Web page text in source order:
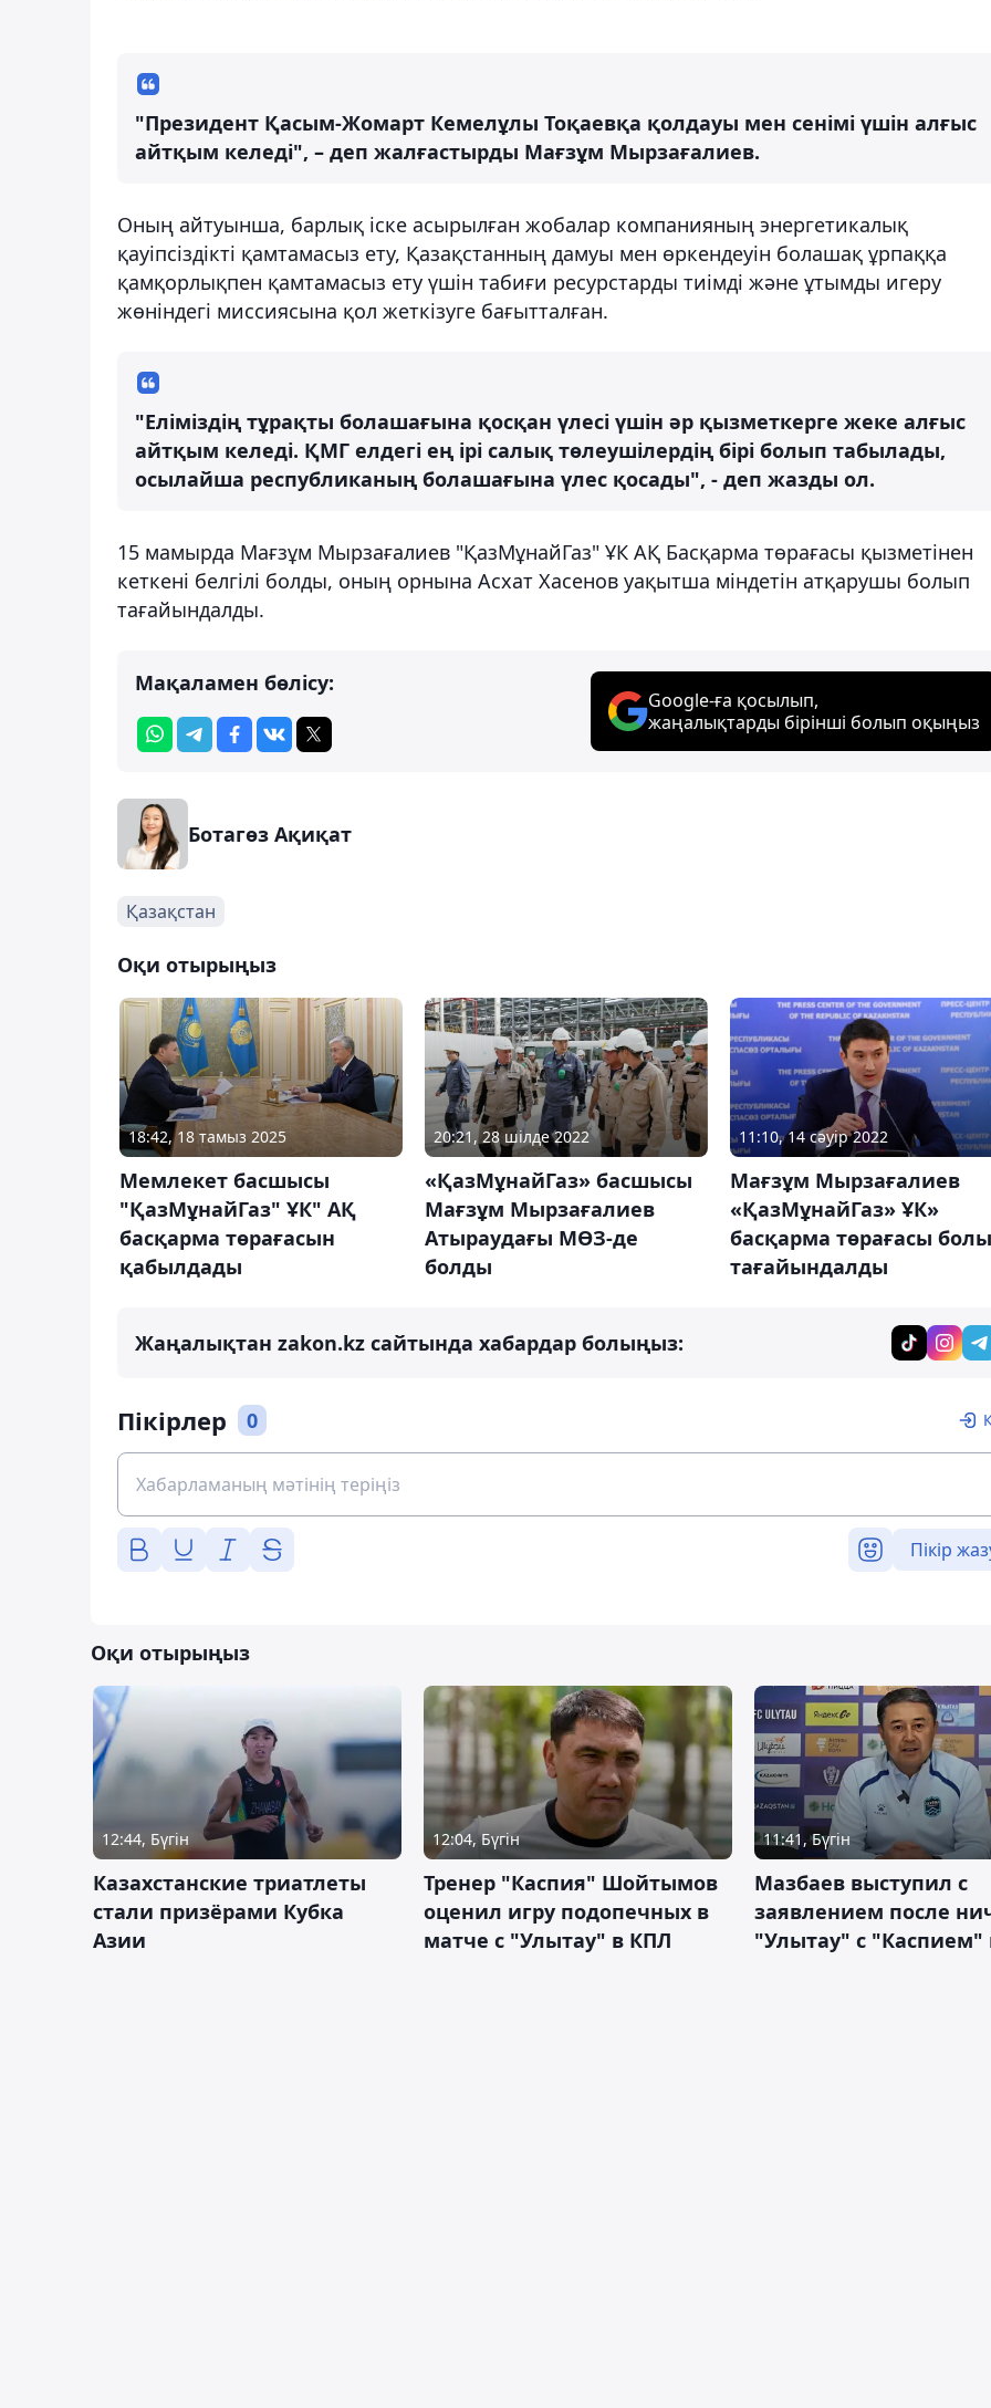
"Президент Қасым-Жомарт Кемелұлы Тоқаевқа қолдауы мен сенімі үшін алғыс
айтқым келеді", – деп жалғастырды Мағзұм Мырзағалиев.
Оның айтуынша, барлық іске асырылған жобалар компанияның энергетикалық
қауіпсіздікті қамтамасыз ету, Қазақстанның дамуы мен өркендеуін болашақ ұрпаққа
қамқорлықпен қамтамасыз ету үшін табиғи ресурстарды тиімді және ұтымды игеру
жөніндегі миссиясына қол жеткізуге бағытталған.
"Еліміздің тұрақты болашағына қосқан үлесі үшін әр қызметкерге жеке алғыс
айтқым келеді. ҚМГ елдегі ең ірі салық төлеушілердің бірі болып табылады,
осылайша республиканың болашағына үлес қосады", - деп жазды ол.
15 мамырда Мағзұм Мырзағалиев "ҚазМұнайГаз" ҰК АҚ Басқарма төрағасы қызметінен
кеткені белгілі болды, оның орнына Асхат Хасенов уақытша міндетін атқарушы болып
тағайындалды.
Мақаламен бөлісу:
Google-ға қосылып,
жаңалықтарды бірінші болып оқыңыз
Ботагөз Ақиқат
Қазақстан
Оқи отырыңыз
18:42, 18 тамыз 2025
Мемлекет басшысы
"ҚазМұнайГаз" ҰК" АҚ
басқарма төрағасын
қабылдады
20:21, 28 шілде 2022
«ҚазМұнайГаз» басшысы
Мағзұм Мырзағалиев
Атыраудағы МӨЗ-де
болды
11:10, 14 сәуір 2022
Мағзұм Мырзағалиев
«ҚазМұнайГаз» ҰК»
басқарма төрағасы
тағайындалды
Жаңалықтан zakon.kz сайтында хабардар болыңыз:
Пікірлер 0
Пікір
Оқи отырыңыз
12:44, Бүгін
Казахстанские триатлеты
стали призёрами Кубка
Азии
12:04, Бүгін
Тренер "Каспия" Шойтымов
оценил игру подопечных в
матче с "Улытау" в КПЛ
11:41, Бүгін
Мазбаев выступил с
заявлением после
"Улытау" с "Каспием"